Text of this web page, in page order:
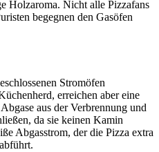
Holzaroma. Nicht alle Pizzafans
begegnen den Gasöfen
Stromöfen
erreichen aber eine
aus der Verbrennung und
da sie keinen Kamin
Abgasstrom, der die Pizza extra